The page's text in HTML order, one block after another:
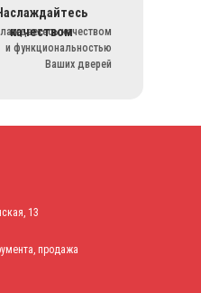
качеством
и функциональностью
Ваших дверей
качеством
продажа
13